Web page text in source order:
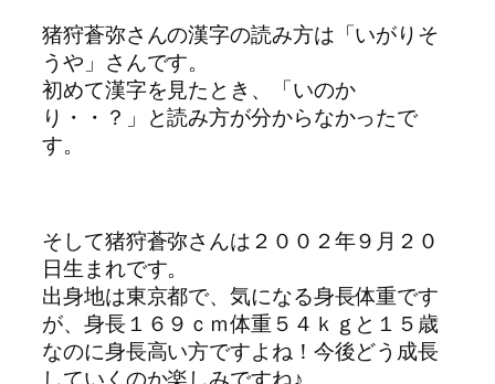
猪狩蒼弥さんの漢字の読み方は「いがりそ
うや」さんです。
初めて漢字を見たとき、「いのか
り・・？」と読み方が分からなかったで
す。
そして猪狩蒼弥さんは２００２年９月２０
日生まれです。
出身地は東京都で、気になる身長体重です
が、身長１６９ｃｍ体重５４ｋｇと１５歳
なのに身長高い方ですよね！今後どう成長